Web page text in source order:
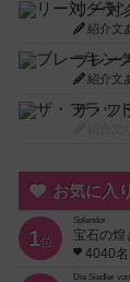
リー対
紹介文
ブレー
紹介文
ザ・フ
お気に入
1位
Splendor
宝石の煌
4040名
Die Siedler